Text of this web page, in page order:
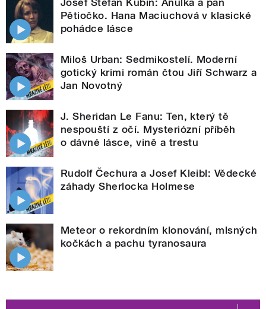
Josef Štefan Kubín: Anulka a pan
Pětiočko. Hana Maciuchová v klasické
pohádce lásce
Miloš Urban: Sedmikostelí. Moderní
gotický krimi román čtou Jiří Schwarz a
Jan Novotný
J. Sheridan Le Fanu: Ten, který tě
nespouští z očí. Mysteriózní příběh
o dávné lásce, vině a trestu
Rudolf Čechura a Josef Kleibl: Vědecké
záhady Sherlocka Holmese
Meteor o rekordním klonování, mlsných
kočkách a pachu tyranosaura